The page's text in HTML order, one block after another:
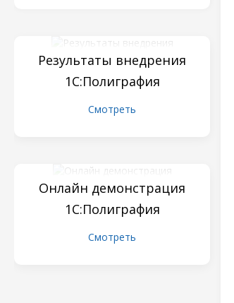
Результаты внедрения
1С:Полиграфия
Смотреть
Онлайн демонстрация
1С:Полиграфия
Смотреть